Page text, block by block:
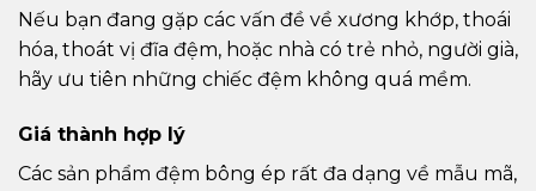
Nếu bạn đang gặp các vấn đề về xương khớp, thoái
hóa, thoát vị đĩa đệm, hoặc nhà có trẻ nhỏ, người già,
hãy ưu tiên những chiếc đệm không quá mềm.
Giá thành hợp lý
Các sản phẩm đệm bông ép rất đa dạng về mẫu mã,